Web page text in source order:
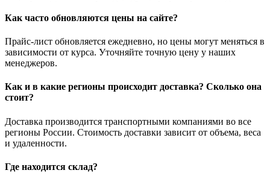
Как часто обновляются цены на сайте?
Прайс-лист обновляется ежедневно, но цены могут меняться в
зависимости от курса. Уточняйте точную цену у наших
менеджеров.
Как и в какие регионы происходит доставка? Сколько она
стоит?
Доставка производится транспортными компаниями во все
регионы России. Стоимость доставки зависит от объема, веса
и удаленности.
Где находится склад?